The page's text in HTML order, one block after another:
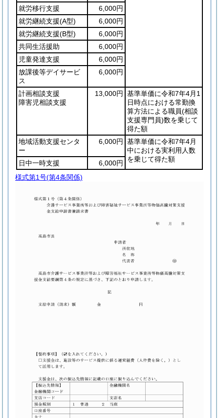
就労移行支援
6,000円
就労継続支援(A型)
6,000円
就労継続支援(B型)
6,000円
共同生活援助
6,000円
児童発達支援
6,000円
放課後等デイサービ
ス
6,000円
計画相談支援
障害児相談支援
13,000円
基準単価に令和7年4月1
日時点における常勤換
算方法による職員(相談
支援専門員)数を乗じて
得た額
地域活動支援センタ
ー
6,000円
基準単価に令和7年4月
中における実利用人数
を乗じて得た額
日中一時支援
6,000円
様式第1号(第4条関係)